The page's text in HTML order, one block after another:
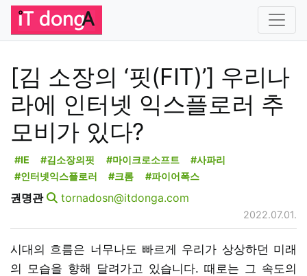
[김 소장의 ‘핏(FIT)’] 우리나
라에 인터넷 익스플로러 추
모비가 있다?
#IE #김소장의핏 #마이크로소프트
#사파리
#인터넷익스플로러
#크롬 #파이어폭스
권명관 tornadosn@itdonga.com
2022.07.01.
시대의 흐름은 너무나도 빠르게 우리가 상상하던 미래
의 모습을 향해 달려가고 있습니다. 때로는 그 속도의